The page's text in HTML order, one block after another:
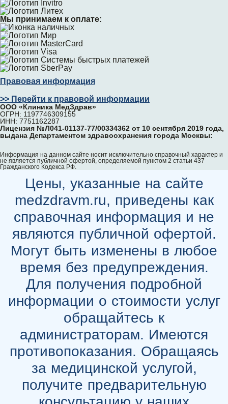
Мы принимаем к оплате:
Правовая информация
>> Перейти к правовой информации
ООО «Клиника МедЗдрав»
ОГРН: 1197746309155
ИНН: 7751162287
Лицензия №Л041-01137-77/00334362 от 10 сентября 2019 года,
выдана Департаментом здравоохранения города Москвы:
Информация на данном сайте носит исключительно справочный характер и
не является публичной офертой, определяемой пунктом 2 статьи 437
Гражданского Кодекса РФ.
Цены, указанные на сайте
medzdravm.ru, приведены как
справочная информация и не
являются публичной офертой.
Могут быть изменены в любое
время без предупреждения.
Для получения подробной
информации о стоимости услуг
обращайтесь к
администраторам. Имеются
противопоказания. Обращаясь
за медицинской услугой,
получите предварительную